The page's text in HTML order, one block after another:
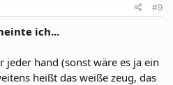
#9
ich...
jeder hand (sonst wäre es ja ein
heißt das weiße zeug, das